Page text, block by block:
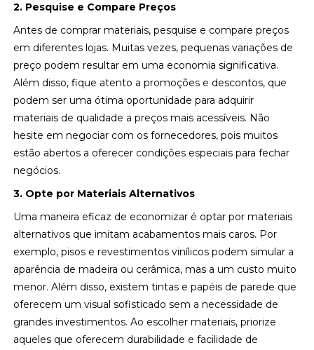
2. Pesquise e Compare Preços
Antes de comprar materiais, pesquise e compare preços
em diferentes lojas. Muitas vezes, pequenas variações de
preço podem resultar em uma economia significativa.
Além disso, fique atento a promoções e descontos, que
podem ser uma ótima oportunidade para adquirir
materiais de qualidade a preços mais acessíveis. Não
hesite em negociar com os fornecedores, pois muitos
estão abertos a oferecer condições especiais para fechar
negócios.
3. Opte por Materiais Alternativos
Uma maneira eficaz de economizar é optar por materiais
alternativos que imitam acabamentos mais caros. Por
exemplo, pisos e revestimentos vinílicos podem simular a
aparência de madeira ou cerâmica, mas a um custo muito
menor. Além disso, existem tintas e papéis de parede que
oferecem um visual sofisticado sem a necessidade de
grandes investimentos. Ao escolher materiais, priorize
aqueles que oferecem durabilidade e facilidade de